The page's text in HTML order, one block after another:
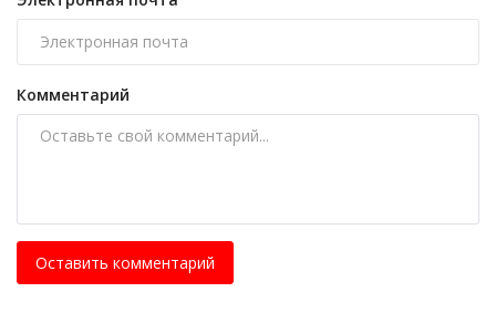
Комментарий
Оставить комментарий